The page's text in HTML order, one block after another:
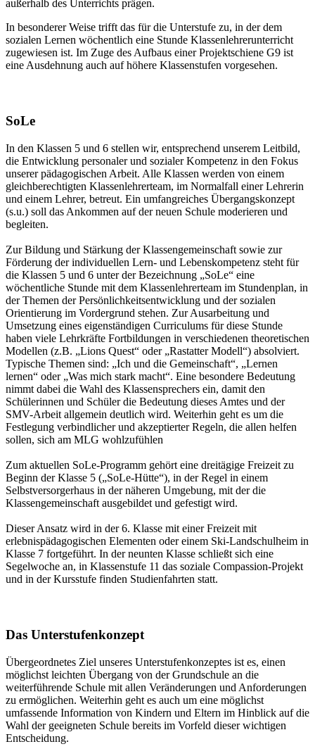
außerhalb des Unterrichts prägen.
In besonderer Weise trifft das für die Unterstufe zu, in der dem
sozialen Lernen wöchentlich eine Stunde Klassenlehrerunterricht
zugewiesen ist. Im Zuge des Aufbaus einer Projektschiene G9 ist
eine Ausdehnung auch auf höhere Klassenstufen vorgesehen.
SoLe
In den Klassen 5 und 6 stellen wir, entsprechend unserem Leitbild,
die Entwicklung personaler und sozialer Kompetenz in den Fokus
unserer pädagogischen Arbeit. Alle Klassen werden von einem
gleichberechtigten Klassenlehrerteam, im Normalfall einer Lehrerin
und einem Lehrer, betreut. Ein umfangreiches Übergangskonzept
(s.u.) soll das Ankommen auf der neuen Schule moderieren und
begleiten.
Zur Bildung und Stärkung der Klassengemeinschaft sowie zur
Förderung der individuellen Lern- und Lebenskompetenz steht für
die Klassen 5 und 6 unter der Bezeichnung „SoLe“ eine
wöchentliche Stunde mit dem Klassenlehrerteam im Stundenplan, in
der Themen der Persönlichkeitsentwicklung und der sozialen
Orientierung im Vordergrund stehen. Zur Ausarbeitung und
Umsetzung eines eigenständigen Curriculums für diese Stunde
haben viele Lehrkräfte Fortbildungen in verschiedenen theoretischen
Modellen (z.B. „Lions Quest“ oder „Rastatter Modell“) absolviert.
Typische Themen sind: „Ich und die Gemeinschaft“, „Lernen
lernen“ oder „Was mich stark macht“. Eine besondere Bedeutung
nimmt dabei die Wahl des Klassensprechers ein, damit den
Schülerinnen und Schüler die Bedeutung dieses Amtes und der
SMV-Arbeit allgemein deutlich wird. Weiterhin geht es um die
Festlegung verbindlicher und akzeptierter Regeln, die allen helfen
sollen, sich am MLG wohlzufühlen
Zum aktuellen SoLe-Programm gehört eine dreitägige Freizeit zu
Beginn der Klasse 5 („SoLe-Hütte“), in der Regel in einem
Selbstversorgerhaus in der näheren Umgebung, mit der die
Klassengemeinschaft ausgebildet und gefestigt wird.
Dieser Ansatz wird in der 6. Klasse mit einer Freizeit mit
erlebnispädagogischen Elementen oder einem Ski-Landschulheim in
Klasse 7 fortgeführt. In der neunten Klasse schließt sich eine
Segelwoche an, in Klassenstufe 11 das soziale Compassion-Projekt
und in der Kursstufe finden Studienfahrten statt.
Das Unterstufenkonzept
Übergeordnetes Ziel unseres Unterstufenkonzeptes ist es, einen
möglichst leichten Übergang von der Grundschule an die
weiterführende Schule mit allen Veränderungen und Anforderungen
zu ermöglichen. Weiterhin geht es auch um eine möglichst
umfassende Information von Kindern und Eltern im Hinblick auf die
Wahl der geeigneten Schule bereits im Vorfeld dieser wichtigen
Entscheidung.